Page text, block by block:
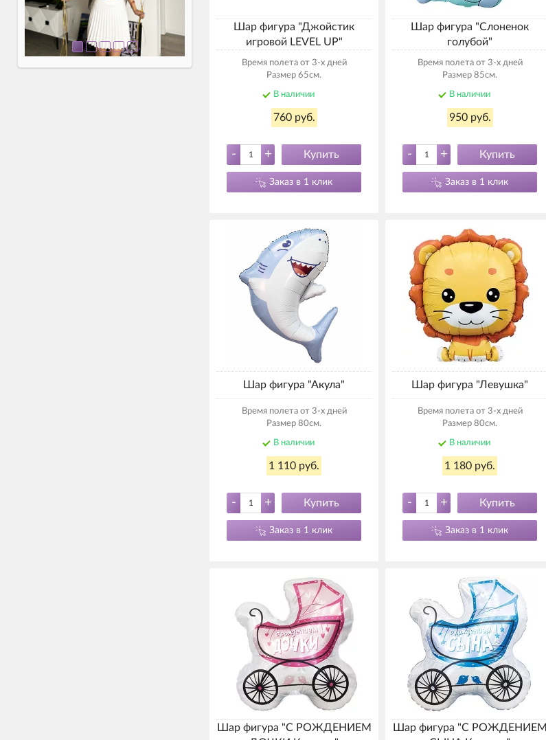
Шар фигура "Джойстик
игровой LEVEL UP"
Время полета от 3-х дней
Размер 65см.
В наличии
760 руб.
- + Купить
Заказ в 1 клик
Шар фигура "Слоненок
голубой"
Время полета от 3-х дней
Размер 85см.
В наличии
950 руб.
- + Купить
Заказ в 1 клик
Шар фигура "Акула"
Время полета от 3-х дней
Размер 80см.
В наличии
1 110 руб.
- + Купить
Заказ в 1 клик
Шар фигура "Левушка"
Время полета от 3-х дней
Размер 80см.
В наличии
1 180 руб.
- + Купить
Заказ в 1 клик
Шар фигура "С РОЖДЕНИЕМ
Шар фигура "С РОЖДЕНИЕМ